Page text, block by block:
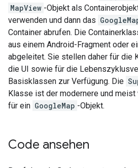
MapView -Objekt als
verwenden und dann das
Container abrufen. Die
aus einem Android-Fragment oder
abgeleitet. Sie stellen daher für die
die UI sowie für die
Basisklassen zur Verfügung. Die
Klasse ist der modernere und meist
für ein GoogleMap -Objekt.
Code ansehen